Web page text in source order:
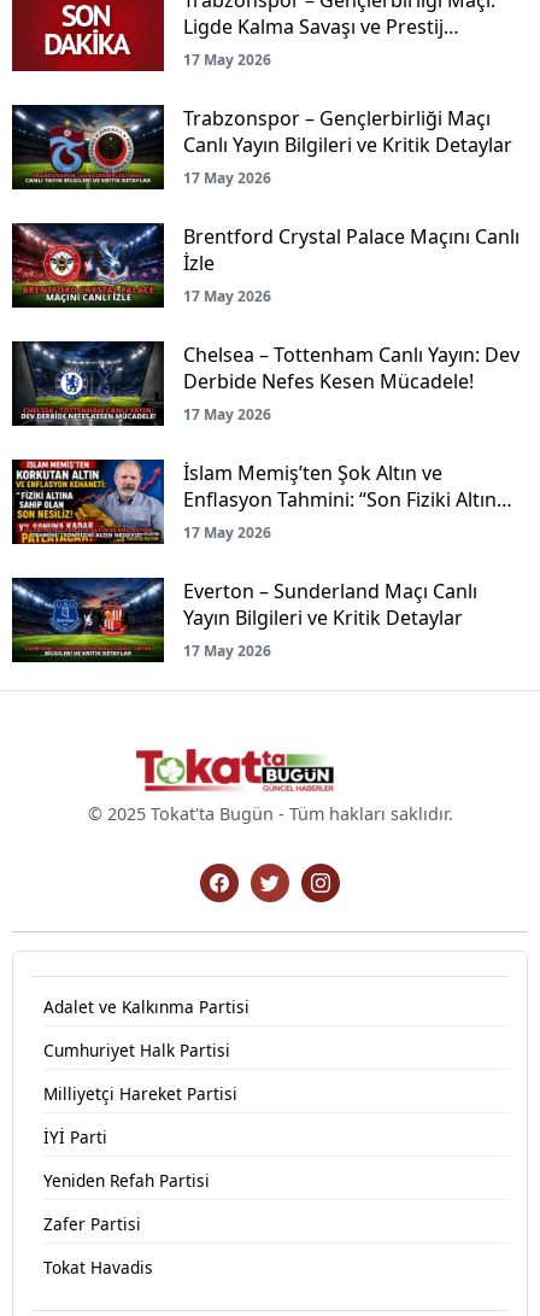
Ligde Kalma Savaşı ve Prestij
Mücadelesi Canlı Yayınla Ekranlarda!
17 May 2026
Trabzonspor – Gençlerbirliği Maçı
Canlı Yayın Bilgileri ve Kritik Detaylar
17 May 2026
Brentford Crystal Palace Maçını Canlı
İzle
17 May 2026
Chelsea – Tottenham Canlı Yayın: Dev
Derbide Nefes Kesen Mücadele!
17 May 2026
İslam Memiş’ten Şok Altın ve
Enflasyon Tahmini: “Son Fiziki Altın
Nesliyiz!”
17 May 2026
Everton – Sunderland Maçı Canlı
Yayın Bilgileri ve Kritik Detaylar
17 May 2026
© 2025 Tokat'ta Bugün - Tüm hakları saklıdır.
Adalet ve Kalkınma Partisi
Cumhuriyet Halk Partisi
Milliyetçi Hareket Partisi
İYİ Parti
Yeniden Refah Partisi
Zafer Partisi
Tokat Havadis